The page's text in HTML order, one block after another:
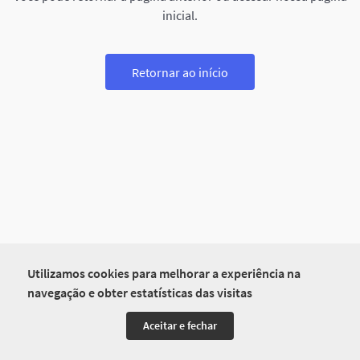
Utilizamos cookies para melhorar a experiência na
navegação e obter estatísticas das visitas
Aceitar e fechar
inicial.
Retornar ao início